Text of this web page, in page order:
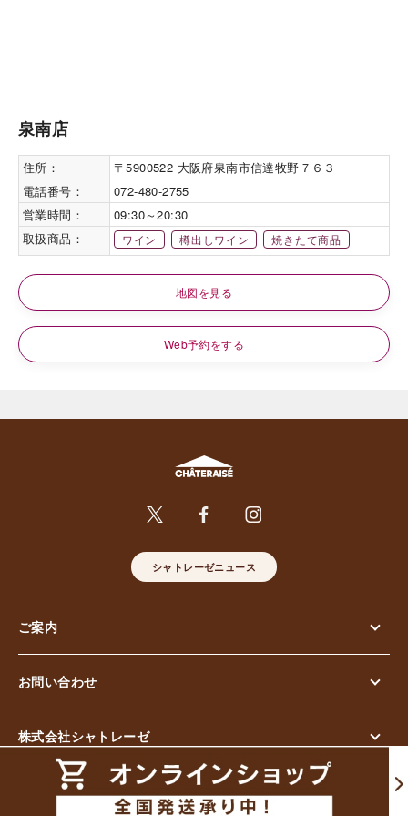
泉南店
住所：
〒5900522 大阪府泉南市信達牧野７６３
電話番号：
072-480-2755
営業時間：
09:30～20:30
取扱商品：
ワイン 樽出しワイン 焼きたて商品
地図を見る
Web予約をする
シャトレーゼニュース
ご案内
お問い合わせ
株式会社シャトレーゼ
© Chateraise Co.,Ltd. All Rights Reserved.